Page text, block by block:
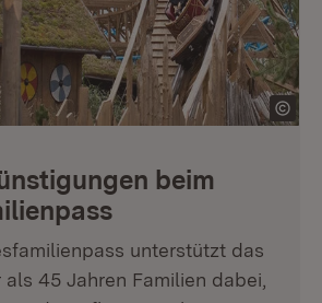
beim
unterstützt das
45 Jahren Familien dabei,